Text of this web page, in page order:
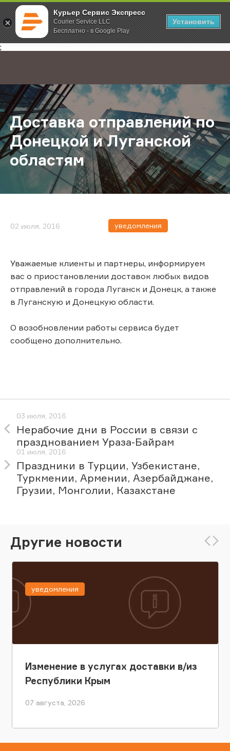
Курьер Сервис Экспресс
Courier Service LLC
Бесплатно - в Google Play
Установить
;
Главная О компании Новости Доставка отправлений по
Доставка отправлений по
Донецкой и Луганской
областям
02 июля, 2016 уведомления
Уважаемые клиенты и партнеры, информируем
вас о приостановлении доставок любых видов
отправлений в города Луганск и Донецк, а также
в Луганскую и Донецкую области.
О возобновлении работы сервиса будет
сообщено дополнительно.
03 июля, 2016
Нерабочие дни в России в связи с
празднованием Ураза-Байрам
01 июля, 2016
Праздники в Турции, Узбекистане,
Туркмении, Армении, Азербайджане,
Грузии, Монголии, Казахстане
Другие новости
Изменение в услугах доставки в/из
Республики Крым
07 августа, 2026
уведомления